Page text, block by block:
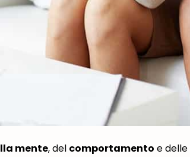
mente, del comportamento e delle